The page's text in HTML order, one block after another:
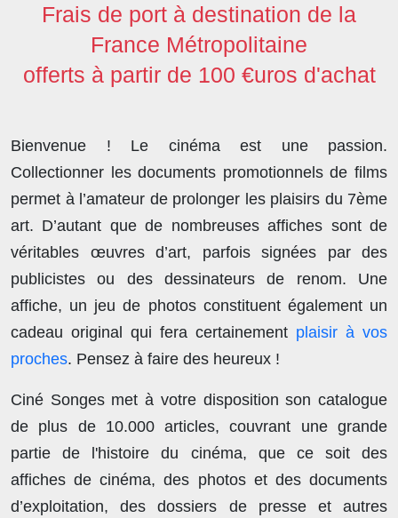
Frais de port à destination de la
France Métropolitaine
offerts à partir de 100 €uros d'achat
Bienvenue ! Le cinéma est une passion.
Collectionner les documents promotionnels de films
permet à l’amateur de prolonger les plaisirs du 7ème
art. D’autant que de nombreuses affiches sont de
véritables œuvres d’art, parfois signées par des
publicistes ou des dessinateurs de renom. Une
affiche, un jeu de photos constituent également un
cadeau original qui fera certainement plaisir à vos
proches. Pensez à faire des heureux !
Ciné Songes met à votre disposition son catalogue
de plus de 10.000 articles, couvrant une grande
partie de l'histoire du cinéma, que ce soit des
affiches de cinéma, des photos et des documents
d’exploitation, des dossiers de presse et autres